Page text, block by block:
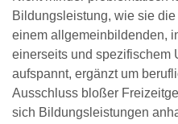
Bildungsleistung, wie sie
einem allgemeinbildenden,
einerseits und spezifischem
aufspannt, ergänzt um
Ausschluss bloßer
sich Bildungsleistungen